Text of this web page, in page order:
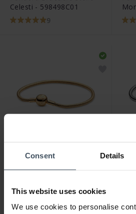
Consent Details
This website uses cookies
We use cookies to personalise
Celesti - 598498C01
9
Moments con Chiusura a
Sfera - 568748C00